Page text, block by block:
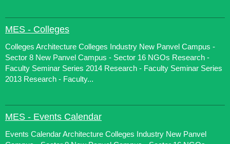
MES - Colleges
Colleges Architecture Colleges Industry New Panvel Campus -
Sector 8 New Panvel Campus - Sector 16 NGOs Research -
Faculty Seminar Series 2014 Research - Faculty Seminar Series
2013 Research - Faculty...
MES - Events Calendar
Events Calendar Architecture Colleges Industry New Panvel